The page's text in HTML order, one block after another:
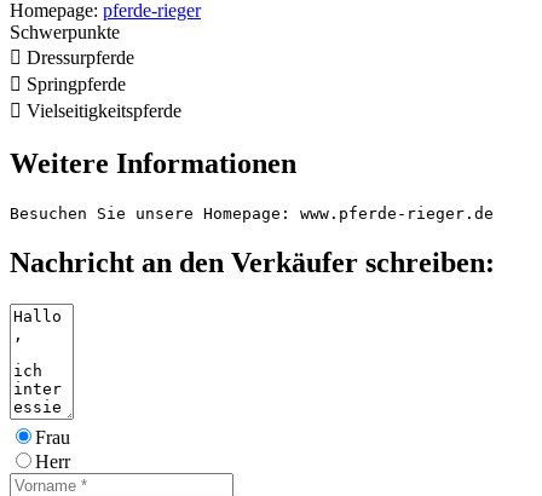
Homepage: pferde-rieger
Schwerpunkte
 Dressurpferde
 Springpferde
 Vielseitigkeitspferde
Weitere Informationen
Besuchen Sie unsere Homepage: www.pferde-rieger.de
Nachricht an den Verkäufer schreiben:
Frau
Herr